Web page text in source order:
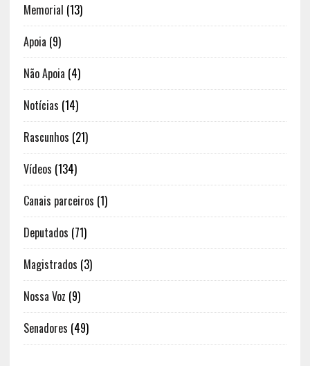
Memorial (13)
Apoia (9)
Não Apoia (4)
Notícias (14)
Rascunhos (21)
Vídeos (134)
Canais parceiros (1)
Deputados (71)
Magistrados (3)
Nossa Voz (9)
Senadores (49)